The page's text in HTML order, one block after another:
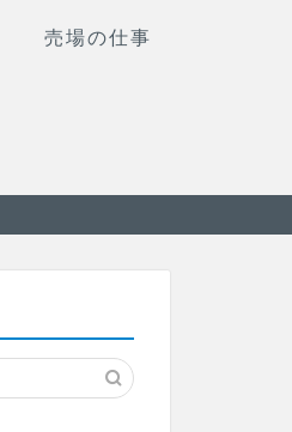
売場の仕事